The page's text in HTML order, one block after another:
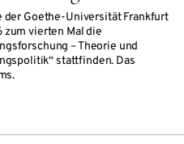
Goethe-Universität Frankfurt
vierten Mal die
– Theorie und
stattfinden. Das